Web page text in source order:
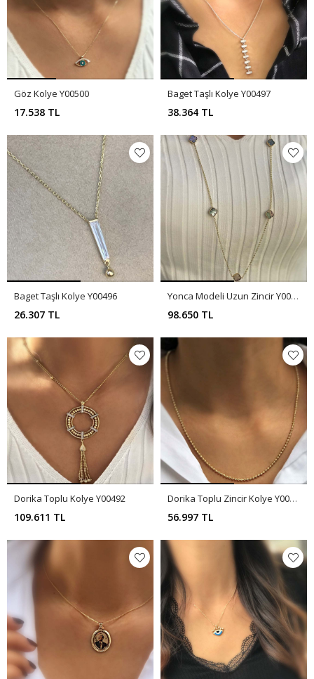
Göz Kolye Y00500
17.538 TL
Baget Taşlı Kolye Y00497
38.364 TL
Baget Taşlı Kolye Y00496
26.307 TL
Yonca Modeli Uzun Zincir Y00493
98.650 TL
Dorika Toplu Kolye Y00492
109.611 TL
Dorika Toplu Zincir Kolye Y00491
56.997 TL